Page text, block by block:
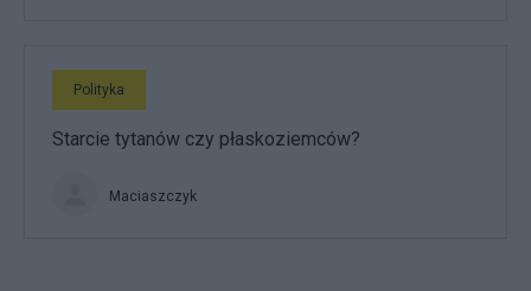
Polityka
Starcie tytanów czy płaskoziemców?
Maciaszczyk